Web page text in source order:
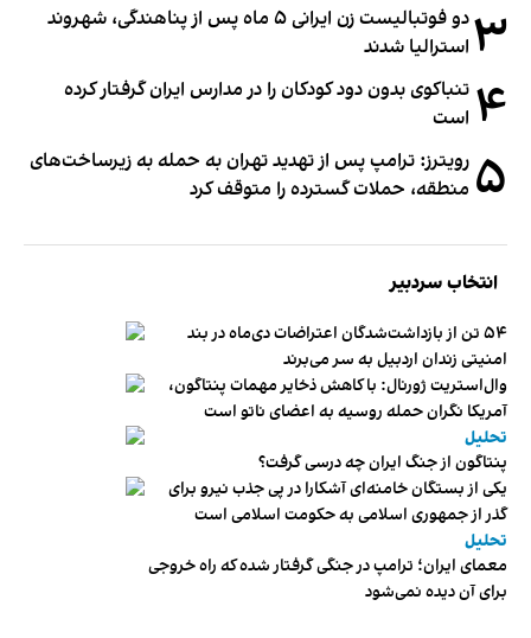
۳
دو فوتبالیست زن ایرانی ۵ ماه پس از پناهندگی، شهروند
استرالیا شدند
۴ تنباکوی بدون دود کودکان را در مدارس ایران گرفتار کرده
است
۵ رویترز: ترامپ پس از تهدید تهران به حمله به زیرساخت‌های
منطقه، حملات گسترده را متوقف کرد
انتخاب سردبیر
۵۴ تن از بازداشت‌شدگان اعتراضات دی‌ماه در بند
امنیتی زندان اردبیل به سر می‌برند
وال‌استریت ژورنال: با کاهش ذخایر مهمات پنتاگون،
آمریکا نگران حمله روسیه به اعضای ناتو‌ است
تحلیل
پنتاگون از جنگ ایران چه درسی گرفت؟
یکی از بستگان خامنه‌ای آشکارا در پی جذب نیرو برای
گذر از جمهوری اسلامی به حکومت اسلامی است
تحلیل
معمای ایران؛ ترامپ در جنگی گرفتار شده که راه خروجی
برای آن دیده نمی‌شود